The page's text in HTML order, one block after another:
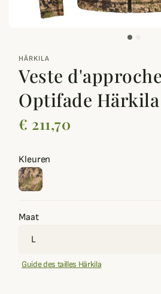
zoom_out_map
HÄRKILA
Veste
Optifade Härkila
€ 211,70
Kleuren
Maat
Guide des tailles Härkila